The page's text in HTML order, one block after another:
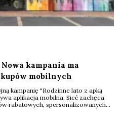
kampania ma
mobilnych
kampanię "Rodzinne lato z apką
aplikacja mobilna. Sieć zachęca
rabatowych, spersonalizowanych